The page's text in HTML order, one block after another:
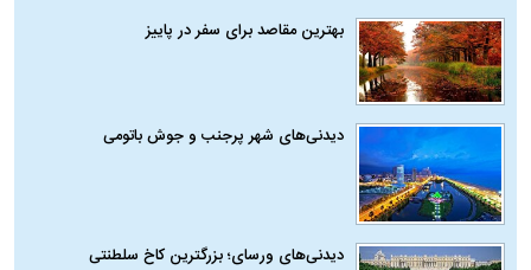
بهترین مقاصد برای سفر در پاییز
دیدنی‌های شهر پرجنب و جوش باتومی
دیدنی‌های ورسای؛ بزرگترین کاخ سلطنتی